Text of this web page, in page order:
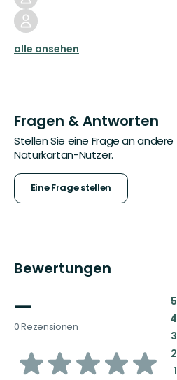
alle ansehen
Fragen & Antworten
Stellen Sie eine Frage an andere
Naturkartan-Nutzer.
Eine Frage stellen
Bewertungen
—
0 Rezensionen
von
5:
4:
3:
2:
1: